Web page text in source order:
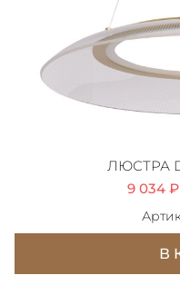
ЛЮСТРА
9 034 ₽
В